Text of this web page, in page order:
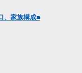
、家族構成■